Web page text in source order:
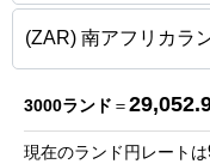
通
貨
一
覧
3000ランド ＝
現在のランド円レートは